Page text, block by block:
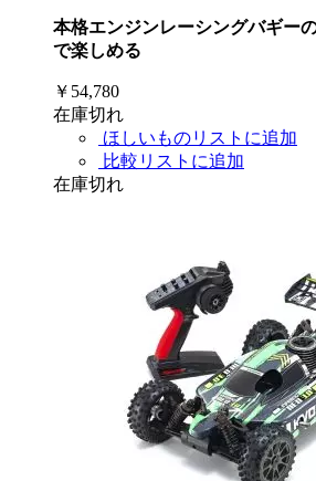
本格エンジンレーシングバギー
で楽しめる
￥54,780
在庫切れ
ほしいものリストに追加
比較リストに追加
在庫切れ